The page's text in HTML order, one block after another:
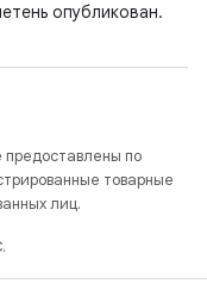
опубликован.
предоставлены по
товарные
лиц.